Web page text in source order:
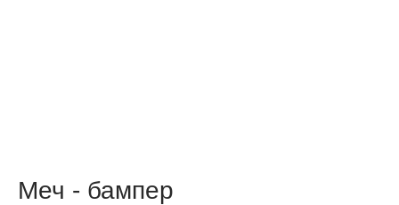
Меч - бампер